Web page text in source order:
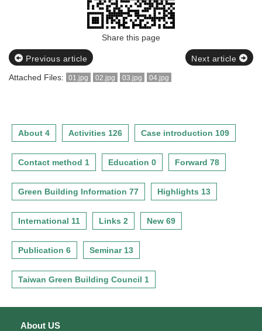
Share this page
Previous article
Next article
Attached Files:
01.jpg 02.jpg 03.jpg 04.jpg
About 4 Activities 126 Case introduction 109
Contact method 1 Education 0 Forward 78
Green Building Information 77 Highlights 13
International 11 Links 2 New 69
Publication 6 Seminar 13
Taiwan Green Building Council 1
About US